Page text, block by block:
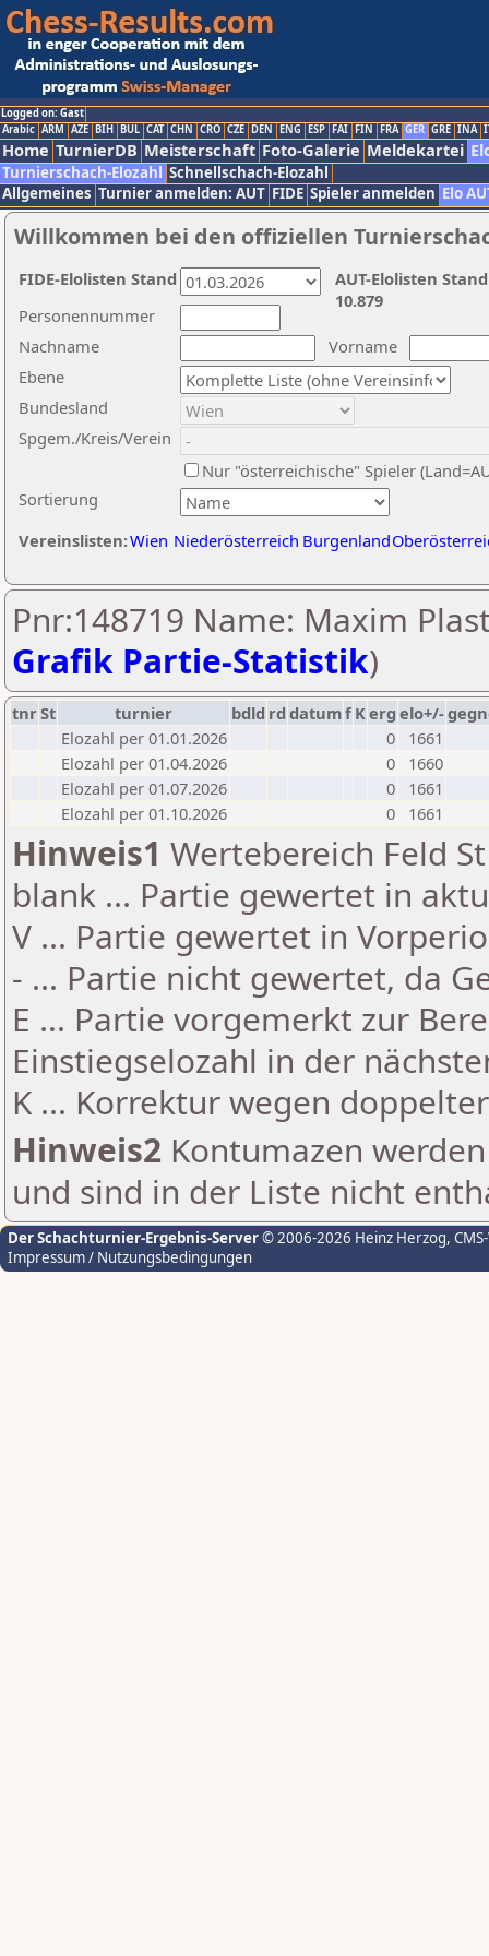
Logged on: Gast
Arabic ARM AZE BIH BUL CAT CHN CRO CZE DEN ENG ESP FAI FIN FRA GER GRE INA
Home TurnierDB Meisterschaft Foto-Galerie Meldekartei
Turnierschach-Elozahl Schnellschach-Elozahl
Allgemeines Turnier anmelden: AUT FIDE Spieler anmelden Elo
Willkommen bei den offiziellen
Nachname
Vorname
Ebene
Sortierung
Personennummer
Bundesland
Spgem./Kreis/Verein
Nur "österreichische" Spieler
Vereinslisten:Wien Niederösterreich Burgenland
AUT-Elolisten
10.879
FIDE-Elolisten Stand
Pnr:148719 Name: Maxim
Grafik Partie-Statistik)
tnrSt turnier bdld rd datumf Kerg elo+/-
Elozahl per 01.01.2026
0
1661
Elozahl per 01.04.2026
0
1660
Elozahl per 01.07.2026
0
1661
Elozahl per 01.10.2026
0 1661
Hinweis1 Wertebereich Feld
blank ... Partie gewertet in
V ... Partie gewertet in
- ... Partie nicht gewertet, da
E ... Partie vorgemerkt zur
Einstiegselozahl in der
K ... Korrektur wegen
Hinweis2 Kontumazen
und sind in der Liste nicht
Der Schachturnier-Ergebnis-Server© 2006-2026 Heinz Herzog,
Impressum / Nutzungsbedingungen